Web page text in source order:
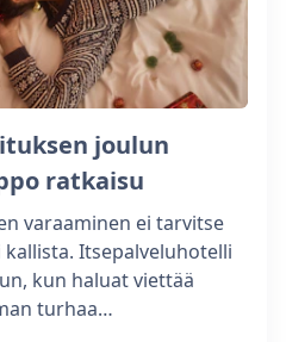
joulun
ratkaisu
varaaminen ei tarvitse
Itsepalveluhotelli
kun haluat viettää
turhaa…